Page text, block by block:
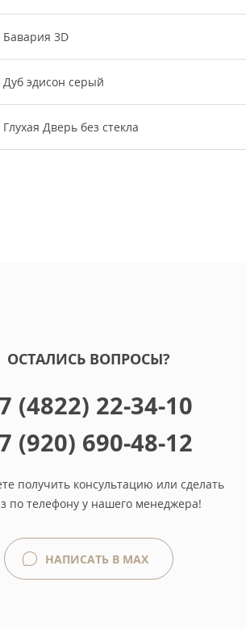
Бавария 3D
Дуб эдисон серый
Глухая Дверь без стекла
ОСТАЛИСЬ ВОПРОСЫ?
(4822) 22-34-10
(920) 690-48-12
получить консультацию или сделать
по телефону у нашего менеджера!
НАПИСАТЬ В MAX